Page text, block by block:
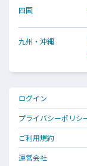
四国
九州・沖縄
ログイン
プライバシーポリシ
ご利用規約
運営会社